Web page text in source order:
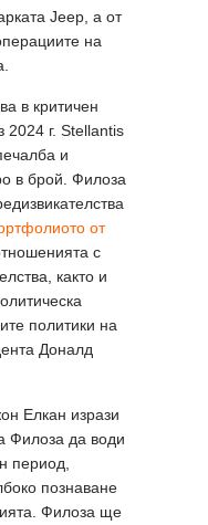
Jeep, а от
на
в критичен
2024 г. Stellantis
и
в брой. Филоза
от
с
както и
политики на
Доналд
Елкан изрази
Филоза да води
период,
познаване
Филоза ще